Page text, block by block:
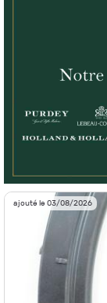
ajouté le 03/08/2026